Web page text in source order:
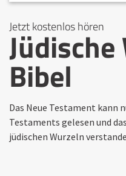
Jetzt kostenlos hören
Bibel
Das Neue Testament kann
Testaments gelesen und
jüdischen Wurzeln